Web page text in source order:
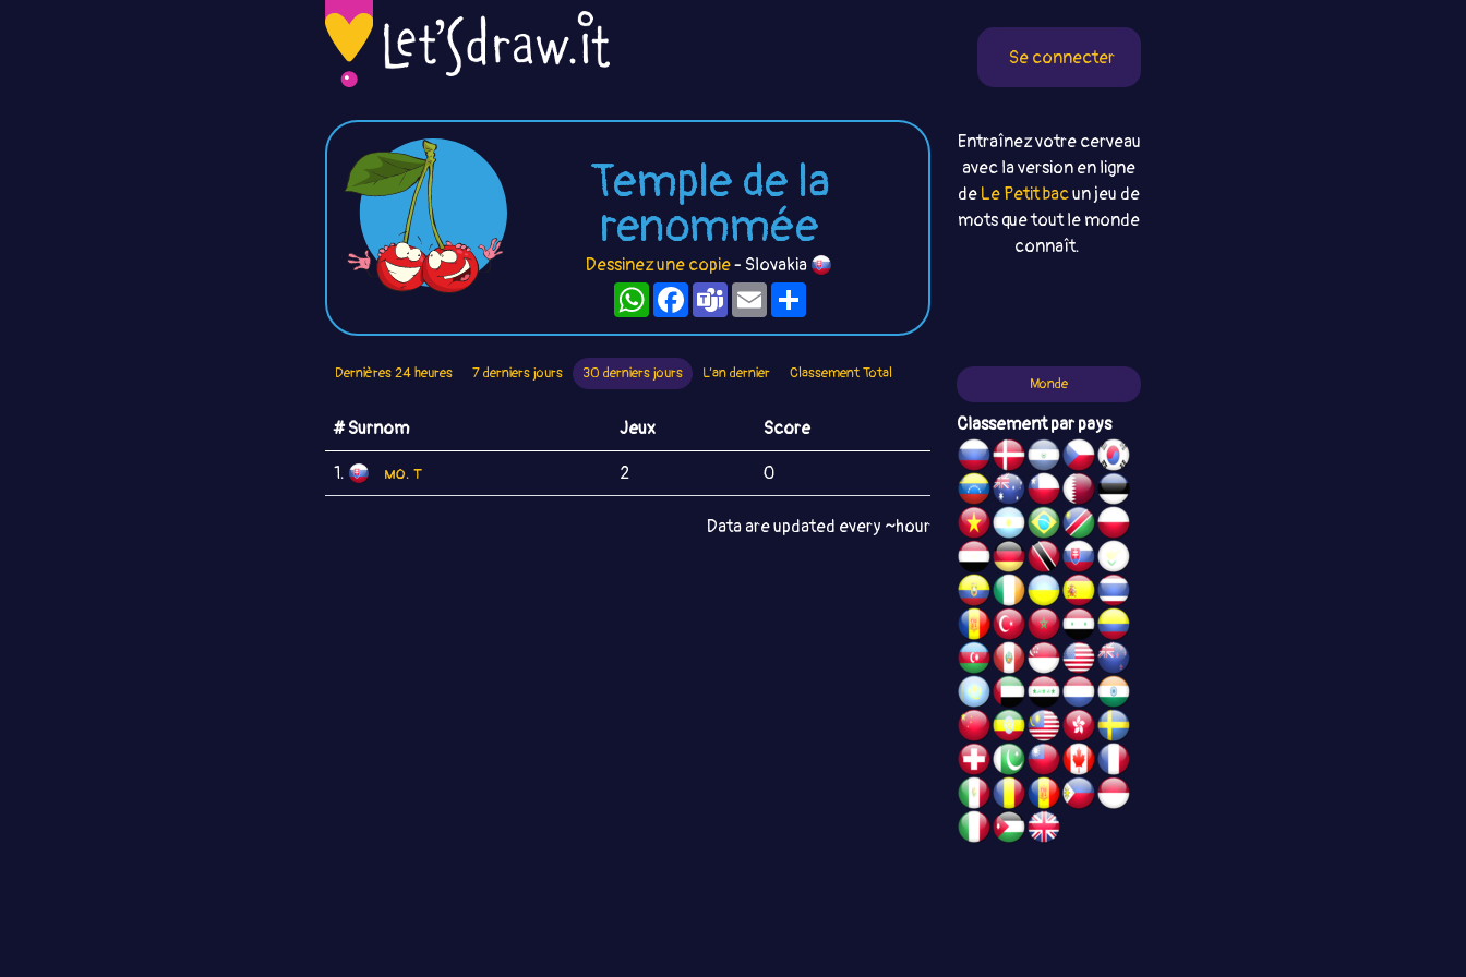
Se connecter
Temple de la
renommée
Dessinez une copie- Slovakia
WhatsAppFacebook
TeamsEmailPartager
Entraînez votre cerveau
avec la version en ligne
de Le Petit bacun jeu de
mots que tout le monde
connaît.
Dernières 24 heures 7 derniers jours 30 derniers jours L’an dernier Classement Total
# Surnom Jeux Score
1. мо. т 2 0
Data are updated every ~hour
Monde
Classement par pays